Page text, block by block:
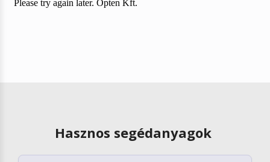
Hasznos segédanyagok